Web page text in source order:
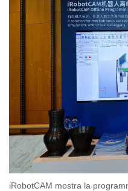
iRobotCAM mostra la